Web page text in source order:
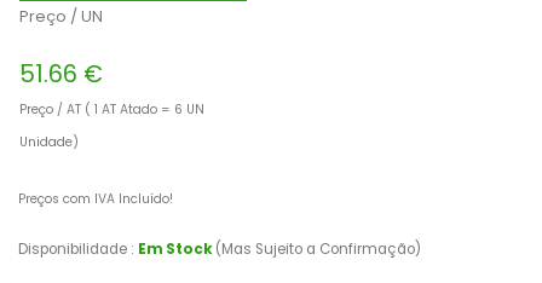
Preço / UN
51.66 €
Preço / AT ( 1 AT Atado = 6 UN
Unidade)
Preços com IVA Incluído!
Disponibilidade : Em Stock(Mas Sujeito a Confirmação)